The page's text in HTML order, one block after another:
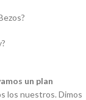
un plan
los nuestros. Dimos